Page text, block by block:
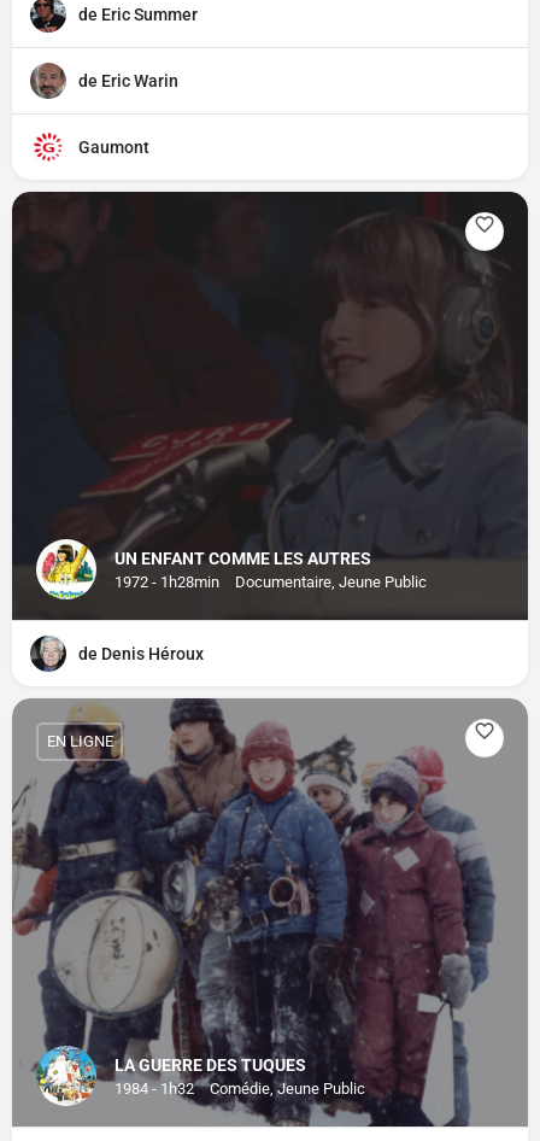
de Eric Summer
de Eric Warin
Gaumont
UN ENFANT COMME LES AUTRES
1972 - 1h28min Documentaire, Jeune Public
de Denis Héroux
LA GUERRE DES TUQUES
1984 - 1h32 Comédie, Jeune Public
EN LIGNE